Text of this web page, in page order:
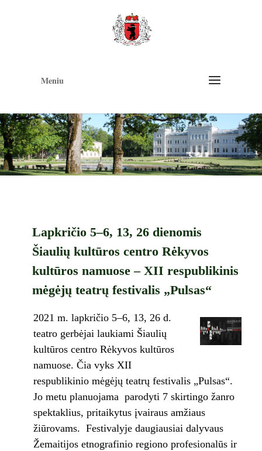
Meniu
Lapkričio 5–6, 13, 26 dienomis
Šiaulių kultūros centro Rėkyvos
kultūros namuose – XII respublikinis
mėgėjų teatrų festivalis „Pulsas“
2021 m. lapkričio 5–6, 13, 26 d.
teatro gerbėjai laukiami Šiaulių
kultūros centro Rėkyvos kultūros
namuose. Čia vyks XII
respublikinio mėgėjų teatrų festivalis „Pulsas“.
Jo metu planuojama parodyti 7 skirtingo žanro
spektaklius, pritaikytus įvairaus amžiaus
žiūrovams. Festivalyje daugiausiai dalyvaus
Žemaitijos etnografinio regiono profesionalūs ir